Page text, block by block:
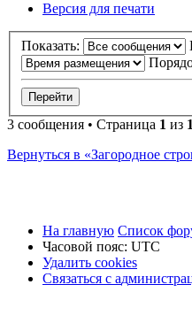
Версия для печати
Показать:
3 сообщения • Страница 1 из 1
Вернуться в «Загородное
На главную Список
Часовой пояс: UTC
Удалить cookies
Связаться
Связаться с администра